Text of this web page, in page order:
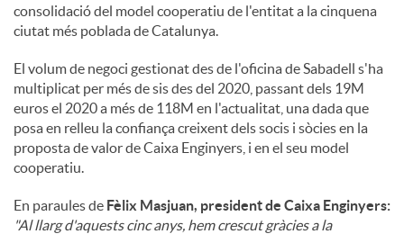
consolidació del model cooperatiu de l'entitat a la cinquena
ciutat més poblada de Catalunya.
El volum de negoci gestionat des de l'oficina de Sabadell s'ha
multiplicat per més de sis des del 2020, passant dels 19M
euros el 2020 a més de 118M en l'actualitat, una dada que
posa en relleu la confiança creixent dels socis i sòcies en la
proposta de valor de Caixa Enginyers, i en el seu model
cooperatiu.
En paraules de Fèlix Masjuan, president de Caixa Enginyers:
"Al llarg d'aquests cinc anys, hem crescut gràcies a la